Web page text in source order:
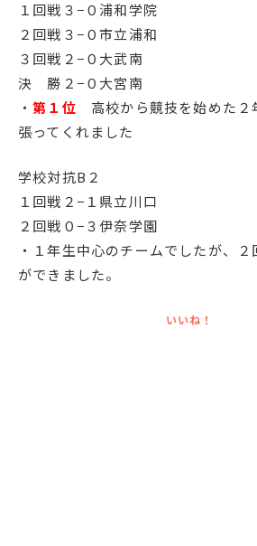
１回戦３−０浦和学院
２回戦３−０市立浦和
３回戦２−０大武南
決 勝２−０大宮南
・第１位 高校から競技を始めた
張ってくれました
学校対抗B２
１回戦２−１県立川口
２回戦０−３伊奈学園
・１年生中心のチームでしたが、
ができました。
いいね！